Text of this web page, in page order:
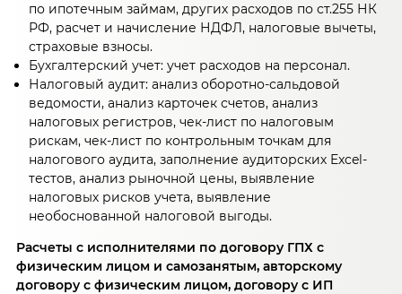
по ипотечным займам, других расходов по ст.255 НК
РФ, расчет и начисление НДФЛ, налоговые вычеты,
страховые взносы.
Бухгалтерский учет: учет расходов на персонал.
Налоговый аудит: анализ оборотно-сальдовой
ведомости, анализ карточек счетов, анализ
налоговых регистров, чек-лист по налоговым
рискам, чек-лист по контрольным точкам для
налогового аудита, заполнение аудиторских Excel-
тестов, анализ рыночной цены, выявление
налоговых рисков учета, выявление
необоснованной налоговой выгоды.
Расчеты с исполнителями по договору ГПХ с
физическим лицом и самозанятым, авторскому
договору с физическим лицом, договору с ИП